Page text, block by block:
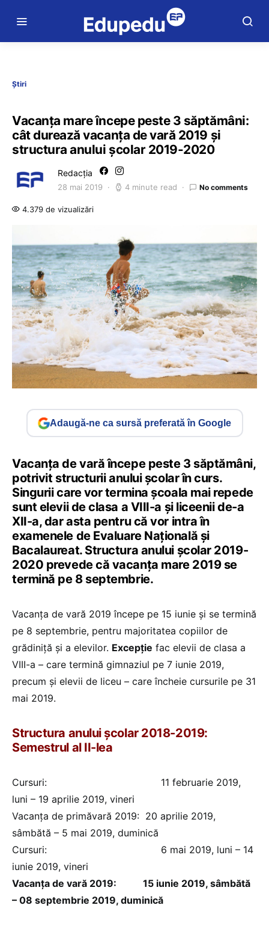
Știri
Vacanța mare începe peste 3 săptămâni:
cât durează vacanța de vară 2019 și
structura anului școlar 2019-2020
Redacția
28 mai 2019 4 minute read No comments
4.379 de vizualizări
Adaugă-ne ca sursă preferată în Google
Vacanța de vară începe peste 3 săptămâni,
potrivit structurii anului școlar în curs.
Singurii care vor termina școala mai repede
sunt elevii de clasa a VIII-a și liceenii de-a
XII-a, dar asta pentru că vor intra în
examenele de Evaluare Națională și
Bacalaureat. Structura anului școlar 2019-
2020 prevede că vacanța mare 2019 se
termină pe 8 septembrie.
Vacanța de vară 2019 începe pe 15 iunie și se termină
pe 8 septembrie, pentru majoritatea copiilor de
grădiniță și a elevilor. Excepție fac elevii de clasa a
VIII-a – care termină gimnaziul pe 7 iunie 2019,
precum și elevii de liceu – care încheie cursurile pe 31
mai 2019.
Structura anului școlar 2018-2019:
Semestrul al II-lea
Cursuri: 11 februarie 2019,
luni – 19 aprilie 2019, vineri
Vacanța de primăvară 2019: 20 aprilie 2019,
sâmbătă – 5 mai 2019, duminică
Cursuri: 6 mai 2019, luni – 14
iunie 2019, vineri
Vacanța de vară 2019: 15 iunie 2019, sâmbătă
– 08 septembrie 2019, duminică